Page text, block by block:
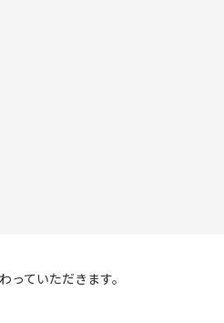
っていただきます。